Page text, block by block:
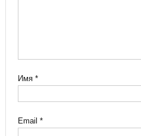
Имя *
Email *